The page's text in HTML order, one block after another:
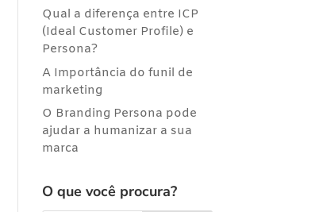
Qual a diferença entre ICP
(Ideal Customer Profile) e
Persona?
A Importância do funil de
marketing
O Branding Persona pode
ajudar a humanizar a sua
marca
O que você procura?